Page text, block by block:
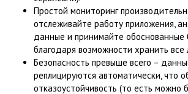
Простой мониторинг
отслеживайте работу приложения,
данные и принимайте обоснованные
благодаря возможности хранить все
Безопасность превыше всего –
реплицируются автоматически, что
отказоустойчивость (то есть можно